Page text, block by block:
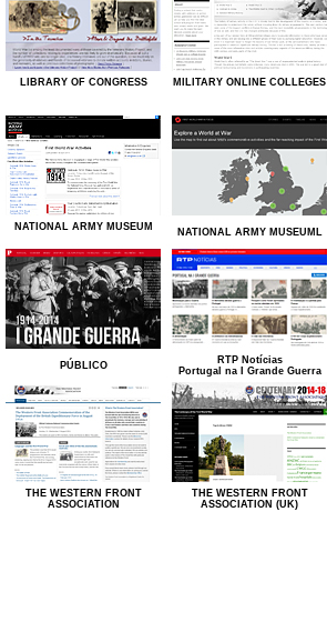
LIBRARY OF CONGRESS MILITARY ONLINE COLLEGES
NATIONAL ARMY MUSEUM NATIONAL ARMY MUSEUML
PÚBLICO
RTP Notícias
Portugal na I Grande Guerra
THE WESTERN FRONT
ASSOCIATION
THE WESTERN FRONT
ASSOCIATION (UK)